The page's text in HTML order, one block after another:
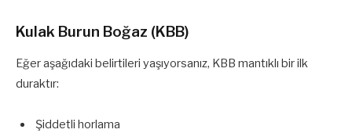
Kulak Burun Boğaz (KBB)
Eğer aşağıdaki belirtileri yaşıyorsanız, KBB mantıklı bir ilk
duraktır:
Şiddetli horlama